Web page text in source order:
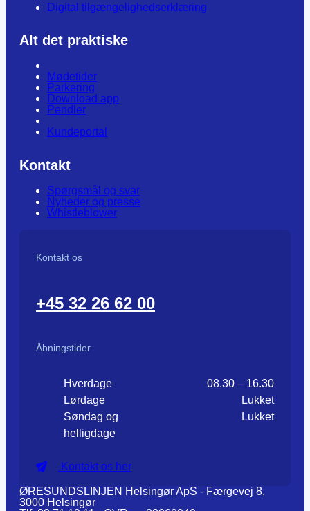
Digital tilgængelighedserklæring
Alt det praktiske
Mødetider
Parkering
Download app
Pendler
Kundeportal
Kontakt
Spørgsmål og svar
Nyheder og presse
Whistleblower
Kontakt os
+45 32 26 62 00
Åbningstider
Hverdage
08.30 – 16.30
Lørdage
Lukket
Søndag og
helligdage
Lukket
Kontakt os her
ØRESUNDSLINJEN Helsingør ApS - Færgevej 8,
3000 Helsingør